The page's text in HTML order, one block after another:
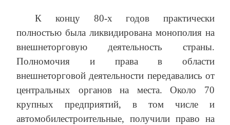
К концу 80-х годов практически
полностью была ликвидирована монополия на
внешнеторговую деятельность страны.
Полномочия и права в области
внешнеторговой деятельности передавались от
центральных органов на места. Около 70
крупных предприятий, в том числе и
автомобилестроительные, получили право на